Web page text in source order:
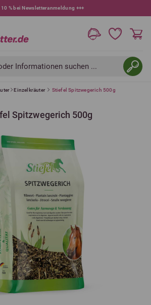
10 % bei Newsletteranmeldung +++
Informationen suchen ...
Einzelkräuter Stiefel Spitzwegerich 500g
Spitzwegerich 500g